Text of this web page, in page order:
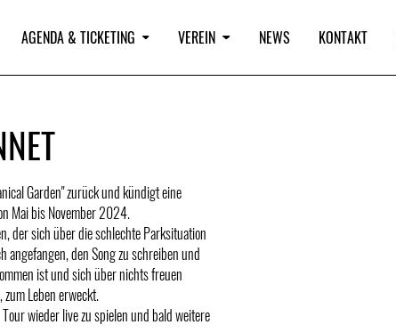
AGENDA & TICKETING VEREIN NEWS KONTAKT
Garden" zurück und kündigt eine
Mai bis November 2024.
der sich über die schlechte Parksituation
angefangen, den Song zu schreiben und
ist und sich über nichts freuen
Leben erweckt.
wieder live zu spielen und bald weitere